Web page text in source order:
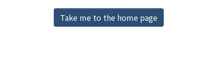
Download RankingTake me to the home page